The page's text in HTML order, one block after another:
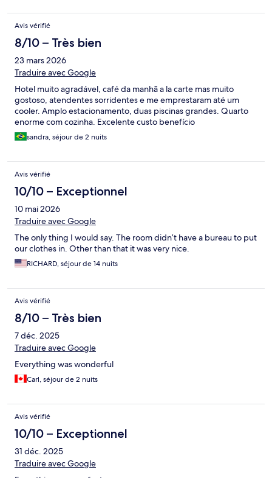
Avis vérifié
8/10 – Très bien
23 mars 2026
Traduire avec Google
Hotel muito agradável, café da manhã a la carte mas muito
gostoso, atendentes sorridentes e me emprestaram até um
cooler. Amplo estacionamento, duas piscinas grandes. Quarto
enorme com cozinha. Excelente custo benefício
sandra, séjour de 2 nuits
Avis vérifié
10/10 – Exceptionnel
10 mai 2026
Traduire avec Google
The only thing I would say. The room didn’t have a bureau to put
our clothes in. Other than that it was very nice.
RICHARD, séjour de 14 nuits
Avis vérifié
8/10 – Très bien
7 déc. 2025
Traduire avec Google
Everything was wonderful
Carl, séjour de 2 nuits
Avis vérifié
10/10 – Exceptionnel
31 déc. 2025
Traduire avec Google